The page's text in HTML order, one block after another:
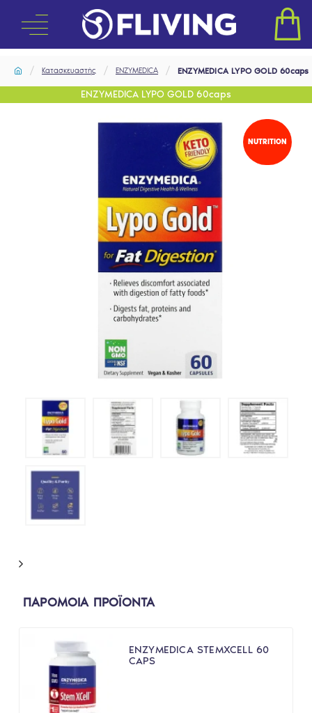
Κατασκευαστής ENZYMEDICA ENZYMEDICA LYPO GOLD 60caps
ENZYMEDICA LYPO GOLD 60caps
NUTRITION
ΠΑΡΟΜΟΙΑ ΠΡΟΪΟΝΤΑ
ENZYMEDICA STEMXCELL 60
CAPS